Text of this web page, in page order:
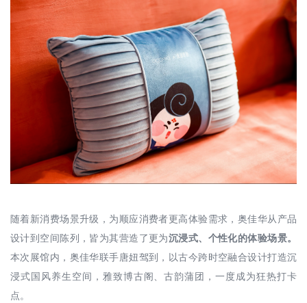
随着新消费场景升级，为顺应消费者更高体验需求，奥佳华从产品
设计到空间陈列，皆为其营造了更为沉浸式、个性化的体验场景。
本次展馆内，奥佳华联手唐妞驾到，以古今跨时空融合设计打造沉
浸式国风养生空间，雅致博古阁、古韵蒲团，一度成为狂热打卡
点。